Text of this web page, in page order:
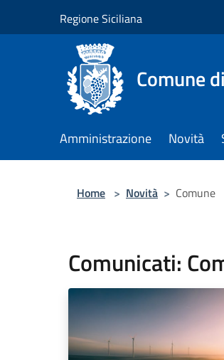
Regione Siciliana
Comune
Amministrazione Novità
Home > Novità > Comune
Comunicati: